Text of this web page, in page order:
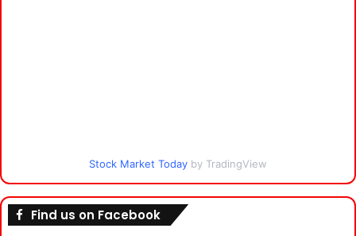
Stock Market Today by TradingView
Find us on Facebook